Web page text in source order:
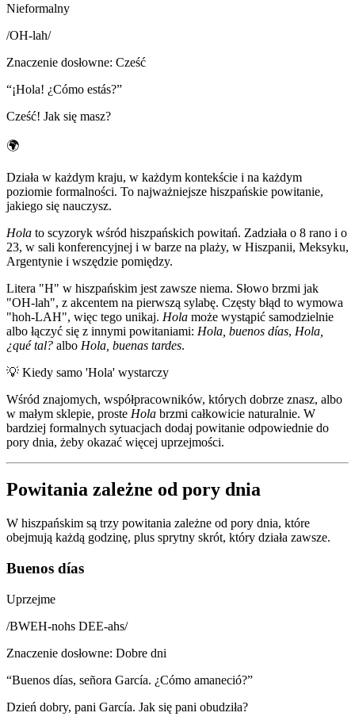
Nieformalny
/OH-lah/
Znaczenie dosłowne: Cześć
“¡Hola! ¿Cómo estás?”
Cześć! Jak się masz?
🌍
Działa w każdym kraju, w każdym kontekście i na każdym
poziomie formalności. To najważniejsze hiszpańskie powitanie,
jakiego się nauczysz.
Hola to scyzoryk wśród hiszpańskich powitań. Zadziała o 8 rano i o
23, w sali konferencyjnej i w barze na plaży, w Hiszpanii, Meksyku,
Argentynie i wszędzie pomiędzy.
Litera "H" w hiszpańskim jest zawsze niema. Słowo brzmi jak
"OH-lah", z akcentem na pierwszą sylabę. Częsty błąd to wymowa
"hoh-LAH", więc tego unikaj. Hola może wystąpić samodzielnie
albo łączyć się z innymi powitaniami: Hola, buenos días, Hola,
¿qué tal? albo Hola, buenas tardes.
💡 Kiedy samo 'Hola' wystarczy
Wśród znajomych, współpracowników, których dobrze znasz, albo
w małym sklepie, proste Hola brzmi całkowicie naturalnie. W
bardziej formalnych sytuacjach dodaj powitanie odpowiednie do
pory dnia, żeby okazać więcej uprzejmości.
Powitania zależne od pory dnia
W hiszpańskim są trzy powitania zależne od pory dnia, które
obejmują każdą godzinę, plus sprytny skrót, który działa zawsze.
Buenos días
Uprzejme
/BWEH-nohs DEE-ahs/
Znaczenie dosłowne: Dobre dni
“Buenos días, señora García. ¿Cómo amaneció?”
Dzień dobry, pani García. Jak się pani obudziła?